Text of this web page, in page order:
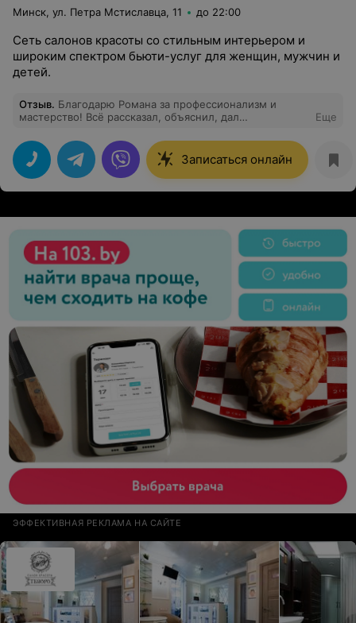
Минск, ул. Петра Мстиславца, 11 до 22:00
Сеть салонов красоты со стильным интерьером и
широким спектром бьюти-услуг для женщин, мужчин и
детей.
Отзыв. Благодарю Романа за профессионализм и
мастерство! Всё рассказал, объяснил, дал
довольная! Спасибо
Еще
Записаться онлайн
ЭФФЕКТИВНАЯ РЕКЛАМА НА САЙТЕ